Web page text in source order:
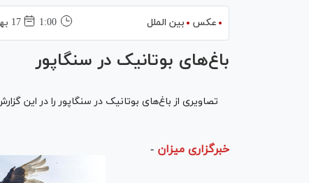
عکس بین الملل 1:00 17 بهمن 1398
باغ‌های بوتانیک در سنگاپور
تصاویری از باغ‌های بوتانیک در سنگاپور را در این
خبرگزاری میزان -